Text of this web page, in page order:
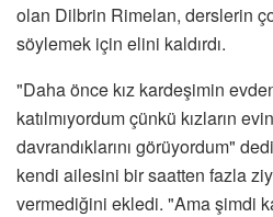
olan Dilbrin Rimelan, derslerin
söylemek için elini kaldırdı.
"Daha önce kız kardeşimin
katılmıyordum çünkü kızların
davrandıklarını görüyordum"
kendi ailesini bir saatten fazla
vermediğini ekledi. "Ama şimdi